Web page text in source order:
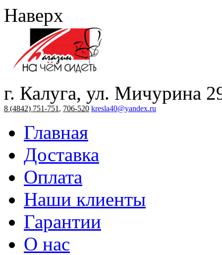
Наверх
г. Калуга, ул. Мичурина
8 (4842) 751-751 , 706-520 kresla40@yandex.ru
Главная
Доставка
Оплата
Наши клиенты
Гарантии
О нас